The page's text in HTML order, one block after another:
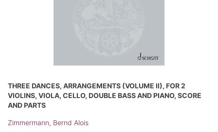
THREE DANCES, ARRANGEMENTS (VOLUME II), FOR 2
VIOLINS, VIOLA, CELLO, DOUBLE BASS AND PIANO, SCORE
AND PARTS
Zimmermann, Bernd Alois